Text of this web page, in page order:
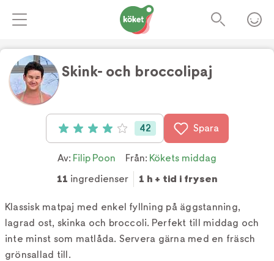
Skink- och broccolipaj
Betyg: 4 av 5 (42 röster)
42 Spara
Av: Filip Poon Från: Kökets middag
11 ingredienser 1 h + tid i frysen
Klassisk matpaj med enkel fyllning på äggstanning,
lagrad ost, skinka och broccoli. Perfekt till middag och
inte minst som matlåda. Servera gärna med en fräsch
grönsallad till.